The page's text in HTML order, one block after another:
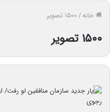
خانه/۱۵۰۰ تصویر
۱۵۰۰ تصویر